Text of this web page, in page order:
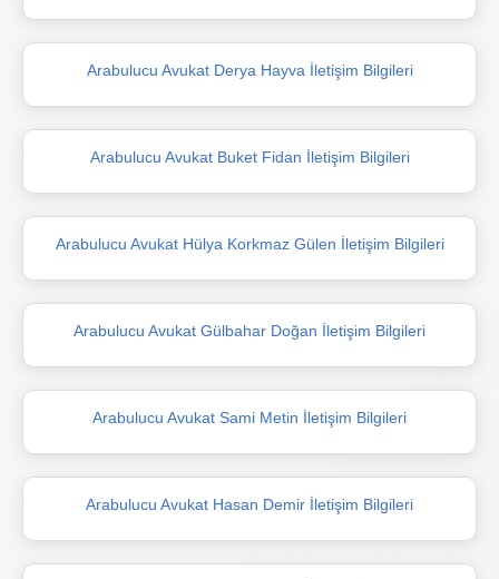
Arabulucu Avukat Derya Hayva İletişim Bilgileri
Arabulucu Avukat Buket Fidan İletişim Bilgileri
Arabulucu Avukat Hülya Korkmaz Gülen İletişim Bilgileri
Arabulucu Avukat Gülbahar Doğan İletişim Bilgileri
Arabulucu Avukat Sami Metin İletişim Bilgileri
Arabulucu Avukat Hasan Demir İletişim Bilgileri